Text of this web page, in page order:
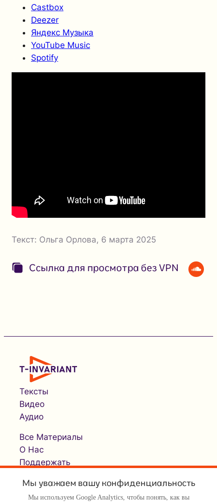
Castbox
Deezer
Яндекс Музыка
YouTube Music
Spotify
Текст: Ольга Орлова, 6 марта 2025
Ссылка для просмотра без VPN
Тексты
Видео
Аудио
Все Материалы
О Нас
Поддержать
Мы уважаем вашу конфиденциальность
Мы используем Google Analytics, чтобы понять, как вы